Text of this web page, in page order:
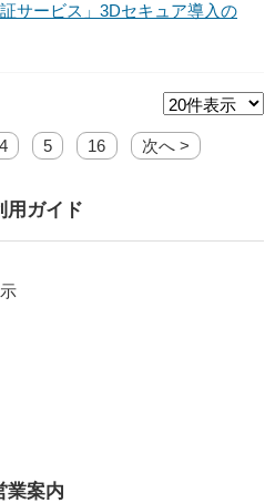
用ガイド
業案内
サービス」3Dセキュア導入の
4 5 16 次へ >